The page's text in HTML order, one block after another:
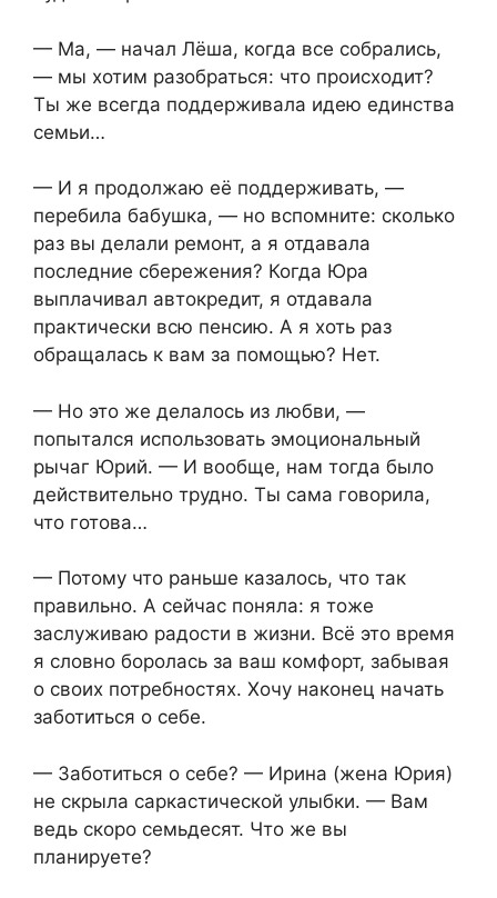
— Ма, — начал Лёша, когда все собрались,
— мы хотим разобраться: что происходит?
Ты же всегда поддерживала идею единства
семьи…
— И я продолжаю её поддерживать, —
перебила бабушка, — но вспомните: сколько
раз вы делали ремонт, а я отдавала
последние сбережения? Когда Юра
выплачивал автокредит, я отдавала
практически всю пенсию. А я хоть раз
обращалась к вам за помощью? Нет.
— Но это же делалось из любви, —
попытался использовать эмоциональный
рычаг Юрий. — И вообще, нам тогда было
действительно трудно. Ты сама говорила,
что готова…
— Потому что раньше казалось, что так
правильно. А сейчас поняла: я тоже
заслуживаю радости в жизни. Всё это время
я словно боролась за ваш комфорт, забывая
о своих потребностях. Хочу наконец начать
заботиться о себе.
— Заботиться о себе? — Ирина (жена Юрия)
не скрыла саркастической улыбки. — Вам
ведь скоро семьдесят. Что же вы
планируете?